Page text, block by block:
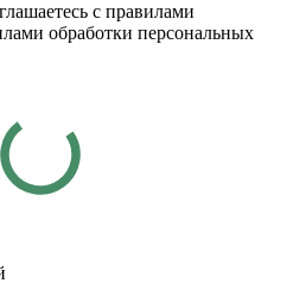
с правилами
обработки персональных